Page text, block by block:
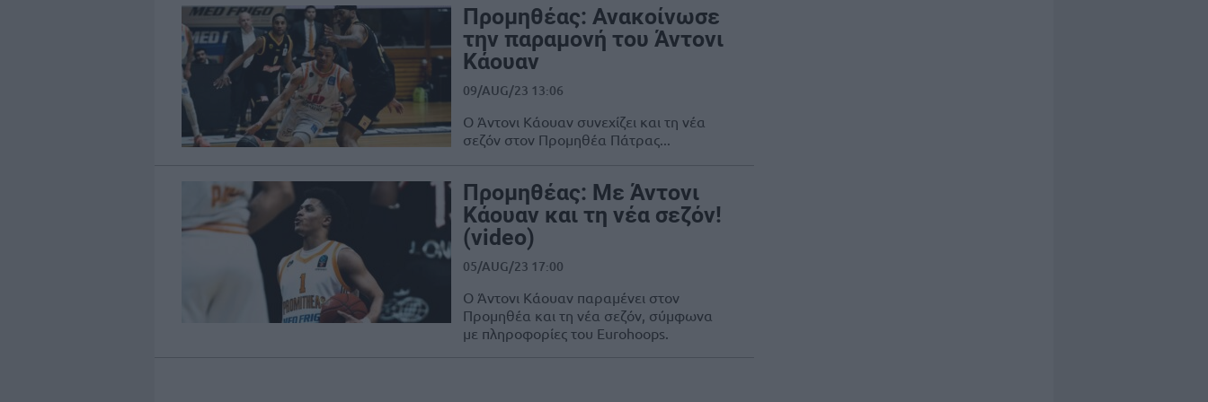
Προμηθέας: Ανακοίνωσε
την παραμονή του Άντονι
Κάουαν
09/AUG/23 13:06
Ο Άντονι Κάουαν συνεχίζει και τη νέα
σεζόν στον Προμηθέα Πάτρας...
Προμηθέας: Με Άντονι
Κάουαν και τη νέα σεζόν!
(video)
05/AUG/23 17:00
Ο Άντονι Κάουαν παραμένει στον
Προμηθέα και τη νέα σεζόν, σύμφωνα
με πληροφορίες του Eurohoops.